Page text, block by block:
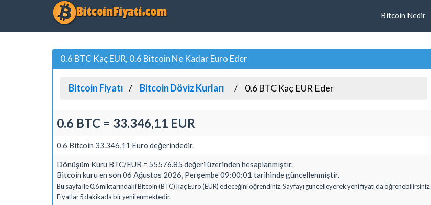
Bitcoin Nedir
0.6 BTC Kaç EUR, 0.6 Bitcoin Ne Kadar Euro Eder
Bitcoin Fiyatı Bitcoin Döviz Kurları 0.6 BTC Kaç EUR Eder
0.6 BTC = 33.346,11 EUR
0.6 Bitcoin 33.346,11 Euro değerindedir.
Dönüşüm Kuru BTC/EUR = 55576.85 değeri üzerinden hesaplanmıştır.
Bitcoin kuru en son 06 Ağustos 2026, Perşembe 09:00:01 tarihinde güncellenmiştir.
Bu sayfa ile 0.6 miktarındaki Bitcoin (BTC) kaç Euro (EUR) edeceğini öğrendiniz. Sayfayı güncelleyerek yeni fiyatı da öğrenebilirsiniz.
Fiyatlar 5 dakikada bir yenilenmektedir.